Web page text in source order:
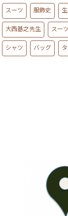
スーツ 服飾史
大西基之先生 スー
シャツ バッグ